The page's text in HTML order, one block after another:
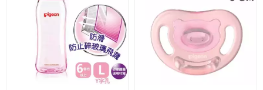
食品／健康食補
名人嚴選
優惠券查詢